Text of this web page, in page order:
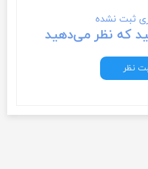
ثبت نشده
که نظر می‌دهید
نظر